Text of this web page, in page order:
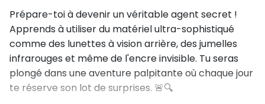
Prépare-toi à devenir un véritable agent secret !
Apprends à utiliser du matériel ultra-sophistiqué
comme des lunettes à vision arrière, des jumelles
infrarouges et même de l'encre invisible. Tu seras
plongé dans une aventure palpitante où chaque jour
te réserve son lot de surprises. 🚨🔍